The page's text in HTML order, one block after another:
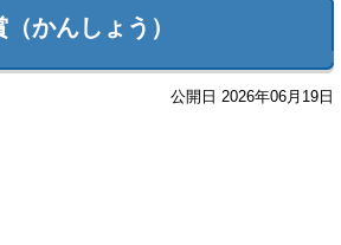
かんしょう）
公開日 2026年06月19日